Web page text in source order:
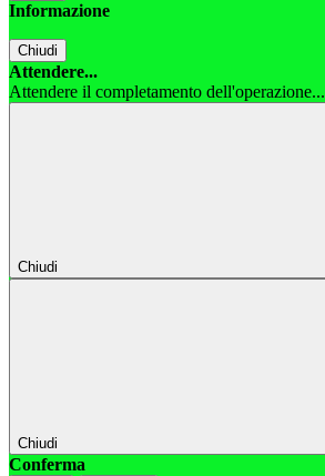
Informazione
Chiudi
Attendere...
Attendere il completamento dell'operazione...
Chiudi
Chiudi
Conferma